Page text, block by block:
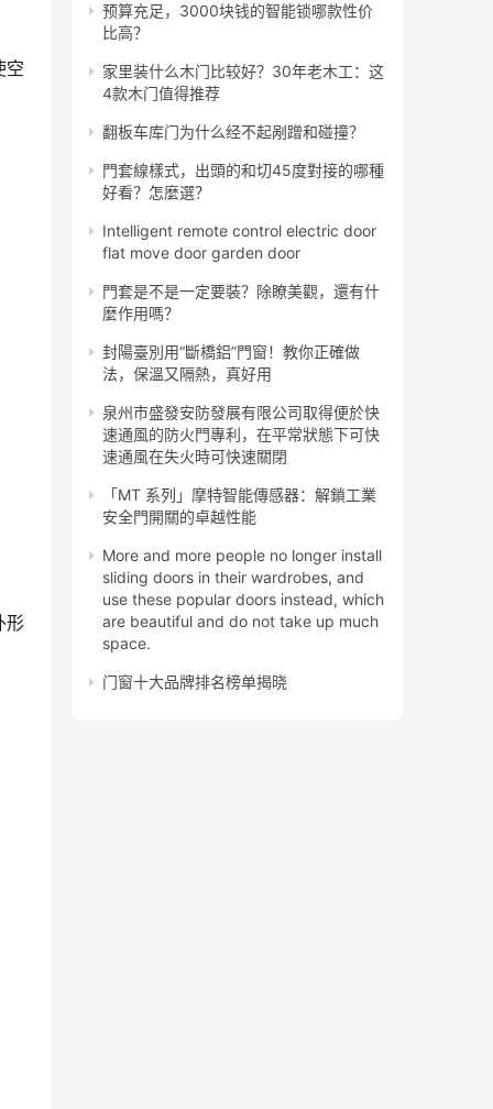
空
形
预算充足，3000块钱的智能锁哪款性价
比高？
家里装什么木门比较好？30年老木工：这
4款木门值得推荐
翻板车库门为什么经不起剐蹭和碰撞？
門套線樣式，出頭的和切45度對接的哪種
好看？怎麼選？
Intelligent remote control electric door
flat move door garden door
門套是不是一定要裝？除瞭美觀，還有什
麼作用嗎？
封陽臺別用“斷橋鋁”門窗！教你正確做
法，保溫又隔熱，真好用
泉州市盛發安防發展有限公司取得便於快
速通風的防火門專利，在平常狀態下可快
速通風在失火時可快速關閉
「MT 系列」摩特智能傳感器：解鎖工業
安全門開關的卓越性能
More and more people no longer install
sliding doors in their wardrobes, and
use these popular doors instead, which
are beautiful and do not take up much
space.
门窗十大品牌排名榜单揭晓